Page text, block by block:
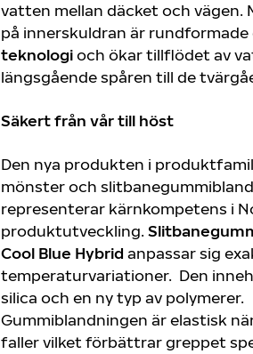
vatten mellan däcket och vägen.
på innerskuldran är rundformade
teknologioch ökar tillflödet av
längsgående spåren till de
Säkert från vår till höst
Den nya produkten i
mönster och
representerar kärnkompetens i
produktutveckling.
Cool Blue Hybrid anpassar sig
temperaturvariationer. Den
silica och en ny typ av polymerer.
Gummiblandningen är elastisk
faller vilket förbättrar greppet